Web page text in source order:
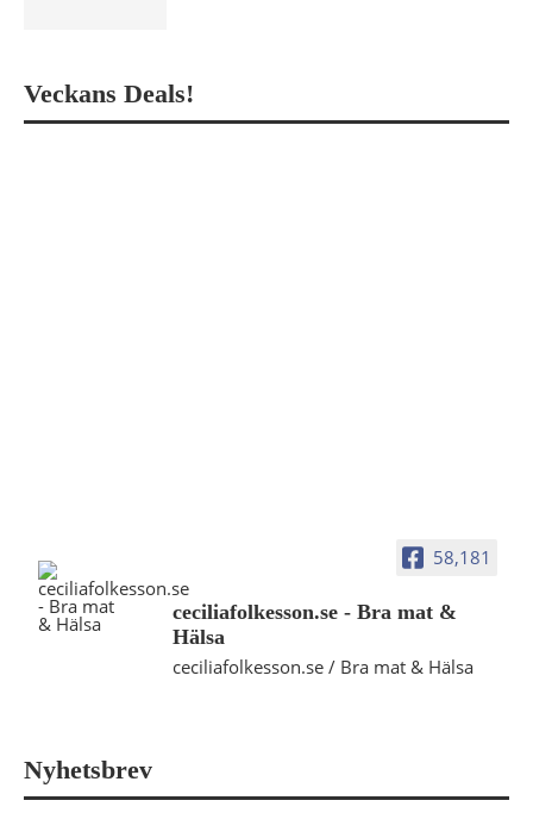
Veckans Deals!
58,181
ceciliafolkesson.se - Bra mat &
Hälsa
ceciliafolkesson.se / Bra mat & Hälsa
Nyhetsbrev